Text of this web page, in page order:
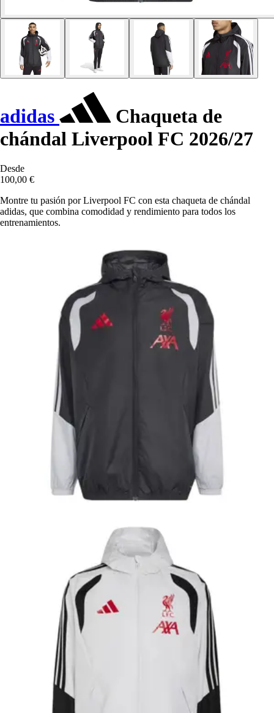
adidas
Chaqueta de
chándal Liverpool FC 2026/27
Desde
100,00 €
Montre tu pasión por Liverpool FC con esta chaqueta de chándal
adidas, que combina comodidad y rendimiento para todos los
entrenamientos.